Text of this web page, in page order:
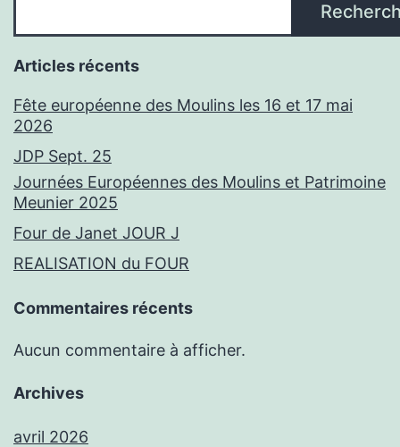
Articles récents
Fête européenne des Moulins les 16 et 17 mai
2026
JDP Sept. 25
Journées Européennes des Moulins et Patrimoine
Meunier 2025
Four de Janet JOUR J
REALISATION du FOUR
Commentaires récents
Aucun commentaire à afficher.
Archives
avril 2026